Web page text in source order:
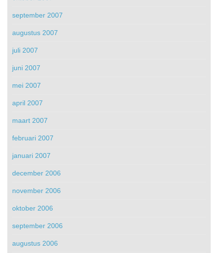
september 2007
augustus 2007
juli 2007
juni 2007
mei 2007
april 2007
maart 2007
februari 2007
januari 2007
december 2006
november 2006
oktober 2006
september 2006
augustus 2006